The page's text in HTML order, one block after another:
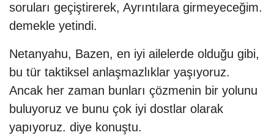
soruları geçiştirerek, Ayrıntılara girmeyeceğim.
demekle yetindi.
Netanyahu, Bazen, en iyi ailelerde olduğu gibi,
bu tür taktiksel anlaşmazlıklar yaşıyoruz.
Ancak her zaman bunları çözmenin bir yolunu
buluyoruz ve bunu çok iyi dostlar olarak
yapıyoruz. diye konuştu.